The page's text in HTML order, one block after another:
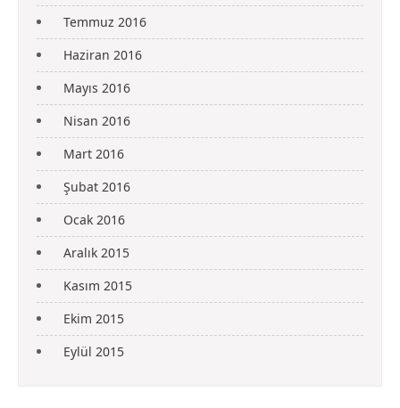
Temmuz 2016
Haziran 2016
Mayıs 2016
Nisan 2016
Mart 2016
Şubat 2016
Ocak 2016
Aralık 2015
Kasım 2015
Ekim 2015
Eylül 2015